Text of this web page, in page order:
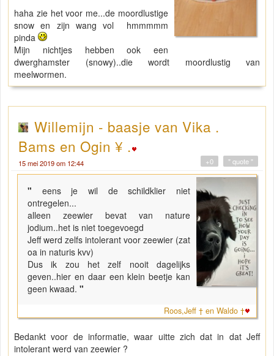
haha zie het voor me...de moordlustige
snow en zijn wang vol hmmmmm
pinda
Mijn nichtjes hebben ook een
dwerghamster (snowy)..die wordt moordlustig van
meelwormen.
Willemijn - baasje van Vika .
Bams en Ogin ¥ .
15 mei 2019 om 12:44 " quote "
+0
" eens je wil de schildklier niet
ontregelen...
alleen zeewier bevat van nature
jodium..het is niet toegevoegd
Jeff werd zelfs intolerant voor zeewier (zat
oa in naturis kvv)
Dus ik zou het zelf nooit dagelijks
geven..hier en daar een klein beetje kan
geen kwaad. "
Roos,Jeff † en Waldo †
Bedankt voor de informatie, waar uitte zich dat in dat Jeff
intolerant werd van zeewier ?